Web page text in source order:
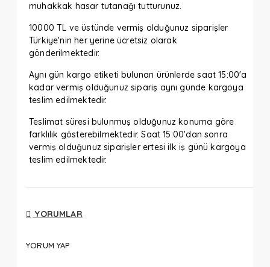
muhakkak hasar tutanağı tutturunuz.
10000 TL ve üstünde vermiş olduğunuz siparişler
Türkiye'nin her yerine ücretsiz olarak
gönderilmektedir.
Aynı gün kargo etiketi bulunan ürünlerde saat 15:00'a
kadar vermiş olduğunuz sipariş aynı günde kargoya
teslim edilmektedir.
Teslimat süresi bulunmuş olduğunuz konuma göre
farklılık gösterebilmektedir. Saat 15:00'dan sonra
vermiş olduğunuz siparişler ertesi ilk iş günü kargoya
teslim edilmektedir.
YORUMLAR
YORUM YAP